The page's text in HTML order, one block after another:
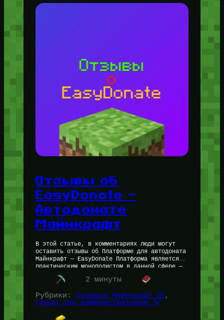
Отзывы об
EasyDonate —
Автодонате
Майнкрафт
В этой статье, в комментариях люди могут
оставить отзывы об Платформе для автодоната
Майнкрафт — EasyDonate Платформа является
практическим монополистом в данной сфере —
и, кажется, заслуженно. Личный отзыв об…
2 минуты
Рубрики: Сервера Майнкрафт 🛜
Гайды для администраторов 🔧